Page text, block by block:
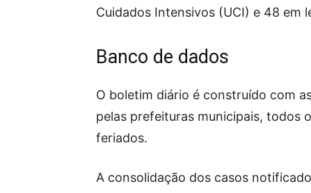
Cuidados Intensivos (UCI) e 48 em
Banco de dados
O boletim diário é construído com
pelas prefeituras municipais, todos
feriados.
A consolidação dos casos